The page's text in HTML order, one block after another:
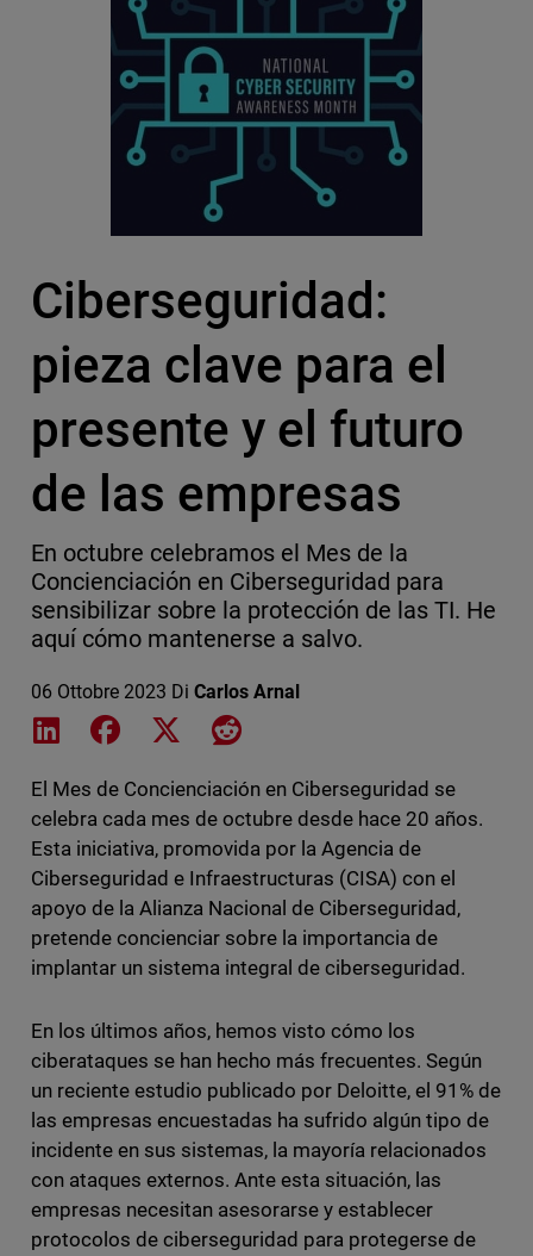
Ciberseguridad:
pieza clave para el
presente y el futuro
de las empresas
En octubre celebramos el Mes de la
Concienciación en Ciberseguridad para
sensibilizar sobre la protección de las TI. He
aquí cómo mantenerse a salvo.
06 Ottobre 2023 Di Carlos Arnal
Share on LinkedIn
Share on Facebook
Share on XShare on Reddit
El Mes de Concienciación en Ciberseguridad se
celebra cada mes de octubre desde hace 20 años.
Esta iniciativa, promovida por la Agencia de
Ciberseguridad e Infraestructuras (CISA) con el
apoyo de la Alianza Nacional de Ciberseguridad,
pretende concienciar sobre la importancia de
implantar un sistema integral de ciberseguridad.
En los últimos años, hemos visto cómo los
ciberataques se han hecho más frecuentes. Según
un reciente estudio publicado por Deloitte, el 91% de
las empresas encuestadas ha sufrido algún tipo de
incidente en sus sistemas, la mayoría relacionados
con ataques externos. Ante esta situación, las
empresas necesitan asesorarse y establecer
protocolos de ciberseguridad para protegerse de